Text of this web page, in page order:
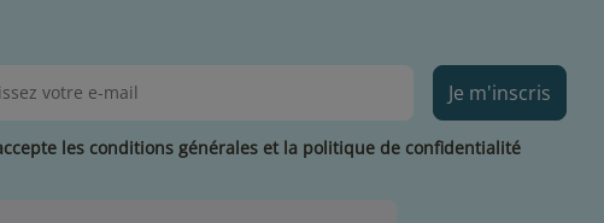
Je m'inscris
les conditions générales et la politique de confidentialité